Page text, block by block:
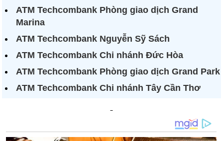
ATM Techcombank Phòng giao dịch Grand
Marina
ATM Techcombank Nguyễn Sỹ Sách
ATM Techcombank Chi nhánh Đức Hòa
ATM Techcombank Phòng giao dịch Grand Park
ATM Techcombank Chi nhánh Tây Cần Thơ